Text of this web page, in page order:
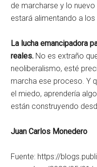
de marcharse y lo
estará alimentando a los
La lucha emancipadora
reales. No es extraño
neoliberalismo, esté
marcha ese proceso. Y
el miedo, aprendería
están construyendo
Juan Carlos Monedero
Fuente: https://